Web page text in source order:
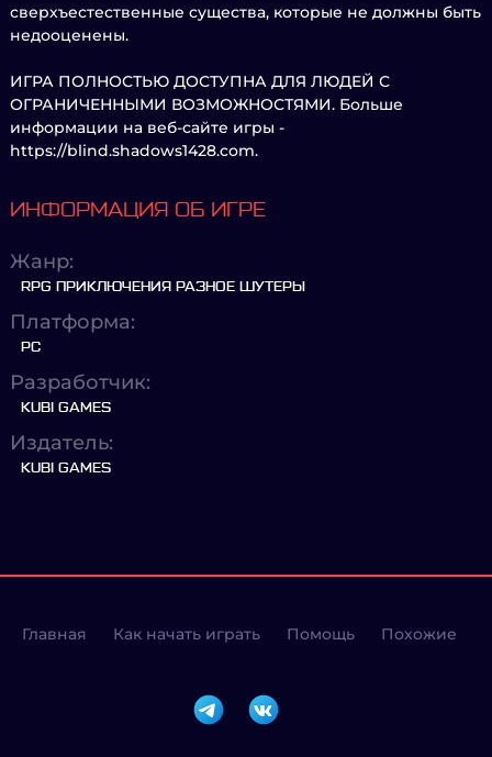
сверхъестественные существа, которые не должны быть
недооценены.
ИГРА ПОЛНОСТЬЮ ДОСТУПНА ДЛЯ ЛЮДЕЙ С
ОГРАНИЧЕННЫМИ ВОЗМОЖНОСТЯМИ. Больше
информации на веб-сайте игры -
https://blind.shadows1428.com.
ИНФОРМАЦИЯ ОБ ИГРЕ
Жанр:
RPG ПРИКЛЮЧЕНИЯ РАЗНОЕ ШУТЕРЫ
Платформа:
PC
Разработчик:
KUBI GAMES
Издатель:
KUBI GAMES
Главная Как начать играть Помощь Похожие